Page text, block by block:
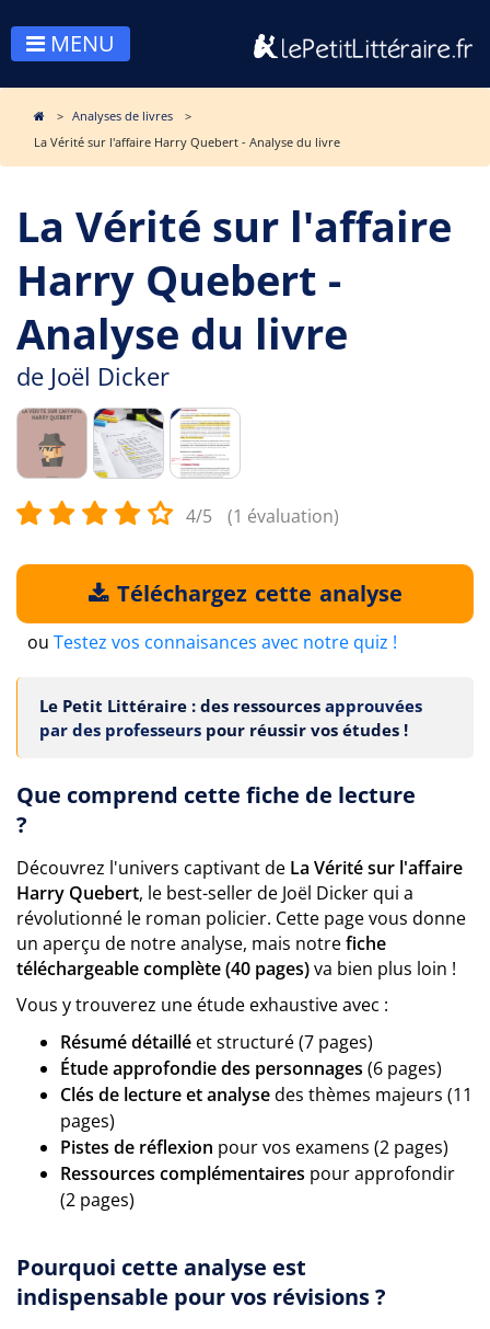
MENU
Analyses de livres
La Vérité sur l'affaire Harry Quebert - Analyse du livre
La Vérité sur l'affaire
Harry Quebert -
Analyse du livre
de Joël Dicker
4/5 (1 évaluation)
Téléchargez cette analyse
ou Testez vos connaisances avec notre quiz !
Le Petit Littéraire : des ressources approuvées
par des professeurs pour réussir vos études !
Que comprend cette fiche de lecture
?
Découvrez l'univers captivant de La Vérité sur l'affaire
Harry Quebert, le best-seller de Joël Dicker qui a
révolutionné le roman policier. Cette page vous donne
un aperçu de notre analyse, mais notrefiche
téléchargeable complète (40 pages)va bien plus loin !
Vous y trouverez une étude exhaustive avec :
Résumé détaillé et structuré (7 pages)
Étude approfondie des personnages (6 pages)
Clés de lecture et analysedes thèmes majeurs (11
pages)
Pistes de réflexion pour vos examens (2 pages)
Ressources complémentaires pour approfondir
(2 pages)
Pourquoi cette analyse est
indispensable pour vos révisions ?